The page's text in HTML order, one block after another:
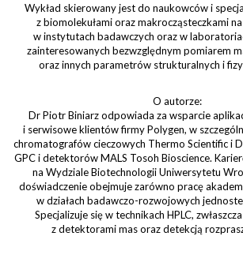
Wykład skierowany jest do naukowców i
z biomolekułami oraz makrocząsteczkami
w instytutach badawczych oraz w
zainteresowanych bezwzględnym pomiarem
oraz innych parametrów strukturalnych i
O autorze:
Dr Piotr Biniarz odpowiada za wsparcie
i serwisowe klientów firmy Polygen, w
chromatografów cieczowych Thermo Scientific i
GPC i detektorów MALS Tosoh Bioscience.
na Wydziale Biotechnologii Uniwersytetu
doświadczenie obejmuje zarówno pracę
w działach badawczo-rozwojowych
Specjalizuje się w technikach HPLC,
z detektorami mas oraz detekcją